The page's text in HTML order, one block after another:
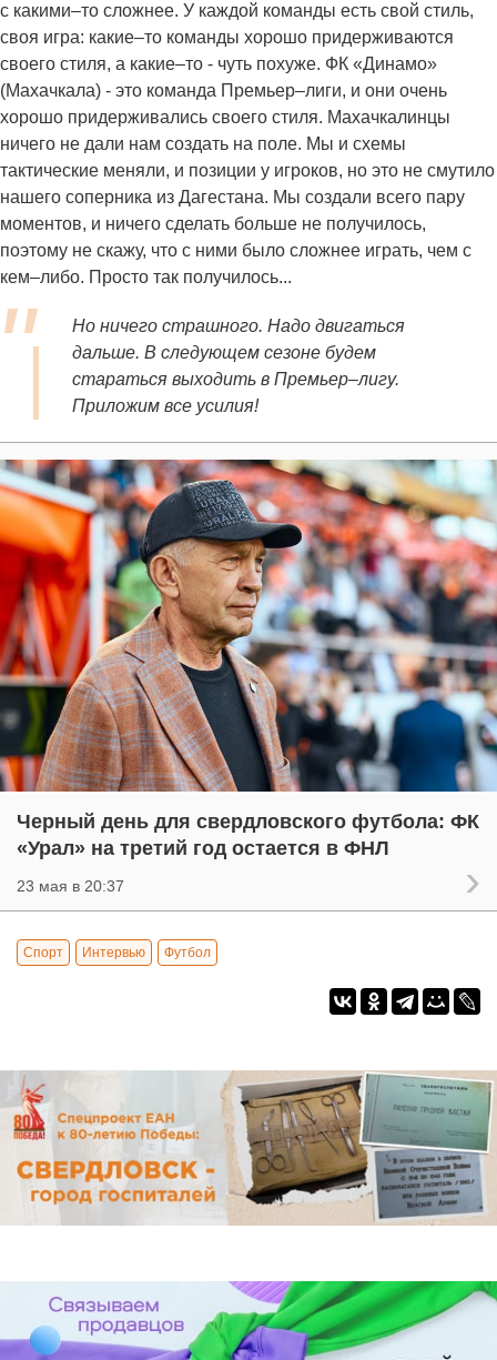
с какими–то сложнее. У каждой команды есть свой стиль,
своя игра: какие–то команды хорошо придерживаются
своего стиля, а какие–то - чуть похуже. ФК «Динамо»
(Махачкала) - это команда Премьер–лиги, и они очень
хорошо придерживались своего стиля. Махачкалинцы
ничего не дали нам создать на поле. Мы и схемы
тактические меняли, и позиции у игроков, но это не смутило
нашего соперника из Дагестана. Мы создали всего пару
моментов, и ничего сделать больше не получилось,
поэтому не скажу, что с ними было сложнее играть, чем с
кем–либо. Просто так получилось...
Но ничего страшного. Надо двигаться
дальше. В следующем сезоне будем
стараться выходить в Премьер–лигу.
Приложим все усилия!
Черный день для свердловского футбола: ФК
«Урал» на третий год остается в ФНЛ
23 мая в 20:37
Спорт Интервью Футбол